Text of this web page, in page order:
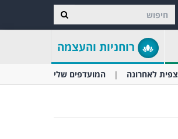
רוחניות והעצמה
צפית לאחרונה המועדפים שלי